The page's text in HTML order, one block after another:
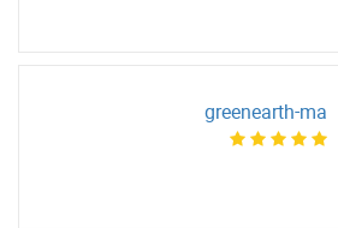
greenearth-ma